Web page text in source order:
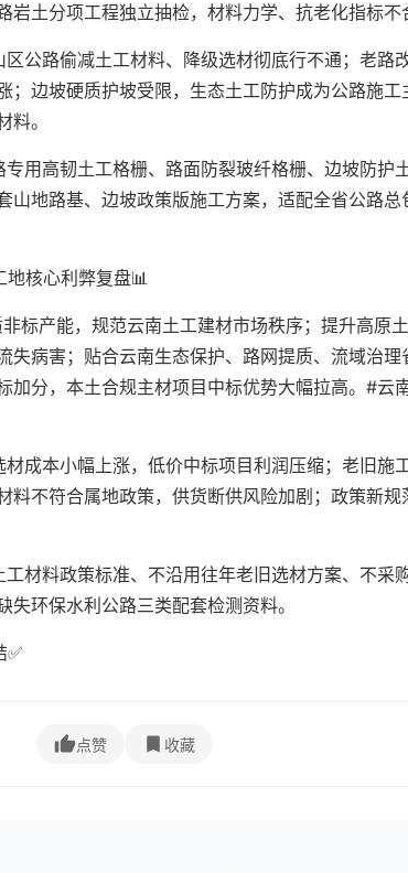
土分项工程独立抽检，材料力学、抗老化指标不
公路偷减土工材料、降级选材彻底行不通；老路
；边坡硬质护坡受限，生态土工防护成为公路施
。
用高韧土工格栅、路面防裂玻纤格栅、边坡防护
地路基、边坡政策版施工方案，适配全省公路总
核心利弊复盘📊
标产能，规范云南土工建材市场秩序；提升高原
失病害；贴合云南生态保护、路网提质、流域治理
加分，本土合规主材项目中标优势大幅拉高。#云
成本小幅上涨，低价中标项目利润压缩；老旧施
料不符合属地政策，供货断供风险加剧；政策新
材料政策标准、不沿用往年老旧选材方案、不采
环保水利公路三类配套检测资料。
✅
点赞 收藏